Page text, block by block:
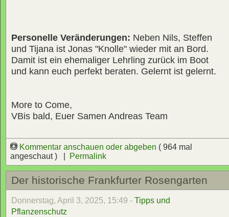
Personelle Veränderungen: Neben Nils, Steffen
und Tijana ist Jonas "Knolle" wieder mit an Bord.
Damit ist ein ehemaliger Lehrling zurück im Boot
und kann euch perfekt beraten. Gelernt ist gelernt.
More to Come,
VBis bald, Euer Samen Andreas Team
Kommentar anschauen oder abgeben ( 964 mal
angeschaut ) |
Permalink
Der historische Frankfurter Rosengarten
Donnerstag, April 3, 2025, 15:49 - Tipps und
Pflanzenschutz